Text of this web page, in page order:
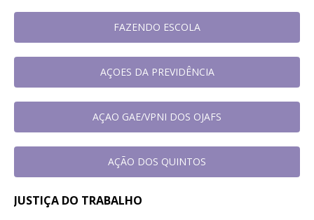
FAZENDO ESCOLA
AÇOES DA PREVIDÊNCIA
AÇAO GAE/VPNI DOS OJAFS
AÇÃO DOS QUINTOS
JUSTIÇA DO TRABALHO